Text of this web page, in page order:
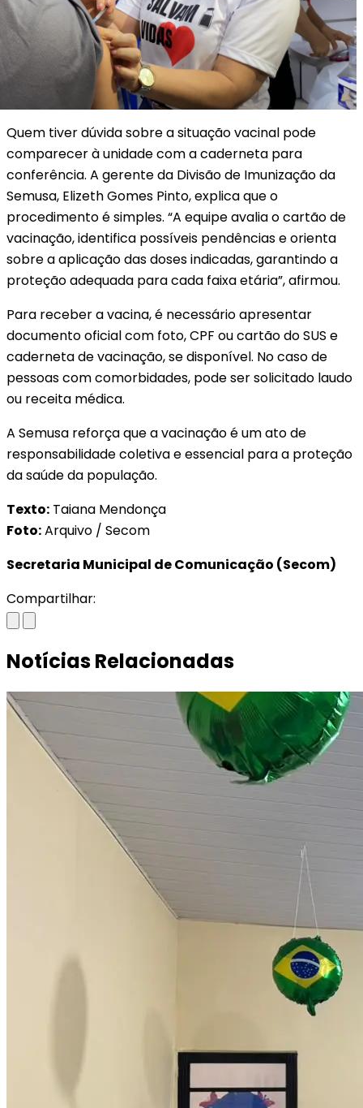
Quem tiver dúvida sobre a situação vacinal pode
comparecer à unidade com a caderneta para
conferência. A gerente da Divisão de Imunização da
Semusa, Elizeth Gomes Pinto, explica que o
procedimento é simples. “A equipe avalia o cartão de
vacinação, identifica possíveis pendências e orienta
sobre a aplicação das doses indicadas, garantindo a
proteção adequada para cada faixa etária”, afirmou.
Para receber a vacina, é necessário apresentar
documento oficial com foto, CPF ou cartão do SUS e
caderneta de vacinação, se disponível. No caso de
pessoas com comorbidades, pode ser solicitado laudo
ou receita médica.
A Semusa reforça que a vacinação é um ato de
responsabilidade coletiva e essencial para a proteção
da saúde da população.
Texto: Taiana Mendonça
Foto:Arquivo / Secom
Secretaria Municipal de Comunicação (Secom)
Compartilhar:
Notícias Relacionadas